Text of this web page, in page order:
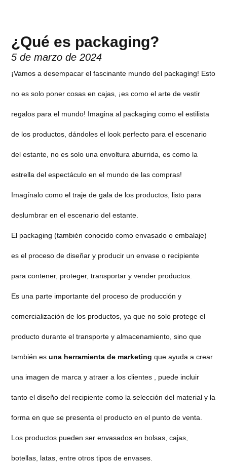
¿Qué es packaging?
5 de marzo de 2024
¡Vamos a desempacar el fascinante mundo del packaging! Esto
no es solo poner cosas en cajas, ¡es como el arte de vestir
regalos para el mundo! Imagina al packaging como el estilista
de los productos, dándoles el look perfecto para el escenario
del estante, no es solo una envoltura aburrida, es como la
estrella del espectáculo en el mundo de las compras!
Imagínalo como el traje de gala de los productos, listo para
deslumbrar en el escenario del estante.
El packaging (también conocido como envasado o embalaje)
es el proceso de diseñar y producir un envase o recipiente
para contener, proteger, transportar y vender productos.
Es una parte importante del proceso de producción y
comercialización de los productos, ya que no solo protege el
producto durante el transporte y almacenamiento, sino que
también esuna herramienta de marketing que ayuda a crear
una imagen de marca y atraer a los clientes , puede incluir
tanto el diseño del recipiente como la selección del material y la
forma en que se presenta el producto en el punto de venta.
Los productos pueden ser envasados en bolsas, cajas,
botellas, latas, entre otros tipos de envases.